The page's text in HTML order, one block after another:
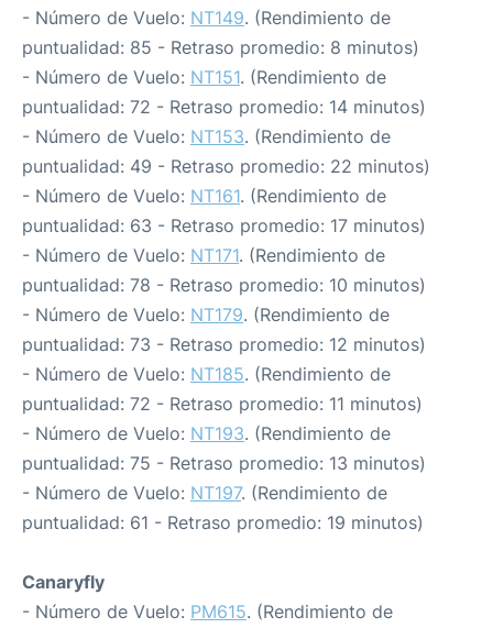
- Número de Vuelo: NT149. (Rendimiento de
puntualidad: 85 - Retraso promedio: 8 minutos)
- Número de Vuelo: NT151. (Rendimiento de
puntualidad: 72 - Retraso promedio: 14 minutos)
- Número de Vuelo: NT153. (Rendimiento de
puntualidad: 49 - Retraso promedio: 22 minutos)
- Número de Vuelo: NT161. (Rendimiento de
puntualidad: 63 - Retraso promedio: 17 minutos)
- Número de Vuelo: NT171. (Rendimiento de
puntualidad: 78 - Retraso promedio: 10 minutos)
- Número de Vuelo: NT179. (Rendimiento de
puntualidad: 73 - Retraso promedio: 12 minutos)
- Número de Vuelo: NT185. (Rendimiento de
puntualidad: 72 - Retraso promedio: 11 minutos)
- Número de Vuelo: NT193. (Rendimiento de
puntualidad: 75 - Retraso promedio: 13 minutos)
- Número de Vuelo: NT197. (Rendimiento de
puntualidad: 61 - Retraso promedio: 19 minutos)
Canaryfly
- Número de Vuelo: PM615. (Rendimiento de